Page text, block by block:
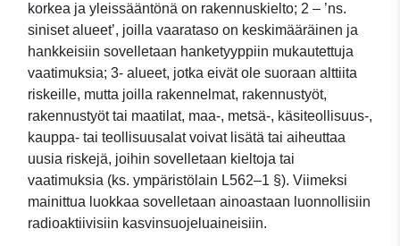
korkea ja yleissääntönä on rakennuskielto; 2 – ’ns.
siniset alueet’, joilla vaarataso on keskimääräinen ja
hankkeisiin sovelletaan hanketyyppiin mukautettuja
vaatimuksia; 3- alueet, jotka eivät ole suoraan alttiita
riskeille, mutta joilla rakennelmat, rakennustyöt,
rakennustyöt tai maatilat, maa-, metsä-, käsiteollisuus-,
kauppa- tai teollisuusalat voivat lisätä tai aiheuttaa
uusia riskejä, joihin sovelletaan kieltoja tai
vaatimuksia (ks. ympäristölain L562–1 §). Viimeksi
mainittua luokkaa sovelletaan ainoastaan luonnollisiin
radioaktiivisiin kasvinsuojeluaineisiin.